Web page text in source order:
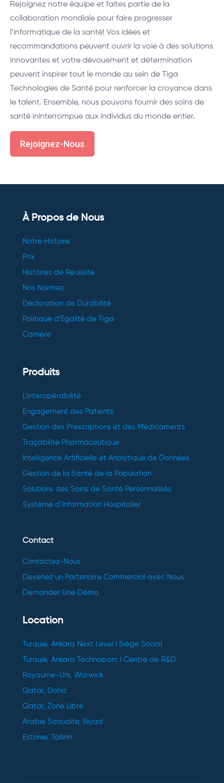
Rejoignez notre équipe et faites partie de la
collaboration mondiale pour faire progresser
l’informatique de la santé! Vos idées et
recommandations peuvent ouvrir la voie à des solutions
innovantes et votre dévouement et détermination
peuvent inspirer tout le monde au sein de Tiga
Technologies de Santé pour renforcer la croyance dans
le talent. Ensemble, nous pouvons fournir des soins de
santé ininterrompue aux individus du monde entier.
Rejoignez-Nous
À Propos de Nous
Notre Histoire
Prix
Histoires de Réussite
Nos Normes
Déclaration de Durabilité
Politique d'Egalité de Tiga
Carrière
Produits
L'interopérabilité
Engagement des Patients
Gestion des Prescriptions et des Médicaments
Traçabilité Pharmaceutique
Intelligence Artificielle et Analytique de Données
Gestion de la Santé de la Population
Solutions des Soins de Santé Personnalisés
Système d’Information Hospitalier
Contact
Contactez-Nous
Devenez un Partenaire Commercial avec Nous
Demander Une Démo
Location
Turquie, Ankara Next Level I Siège Social
Turquie, Ankara Technoparc I Centre de R&D
Royaume-Uni, Warwick
Qatar, Doha
Qatar, Zone Libre
Arabie Saoudite, Riyad
Estonie, Tallinn